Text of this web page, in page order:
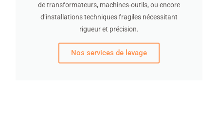
de transformateurs, machines-outils, ou encore
d’installations techniques fragiles nécessitant
rigueur et précision.
Nos services de levage